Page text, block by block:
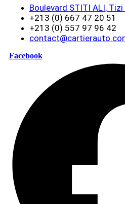
Boulevard STITI ALI,
+213 (0) 667 47 20 51
+213 (0) 557 97 96 42
Facebook